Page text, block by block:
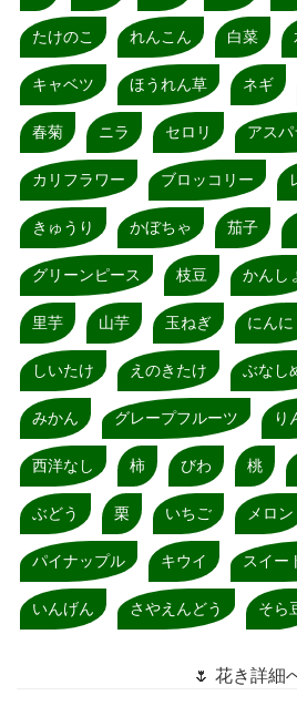
たけのこ れんこん 白菜
キャベツ ほうれん草 ネギ
春菊 ニラ セロリ アスパ
カリフラワー ブロッコリー
きゅうり かぼちゃ 茄子
グリーンピース 枝豆 かんし
里芋 山芋 玉ねぎ にんに
しいたけ えのきたけ ぶなし
みかん グレープフルーツ り
西洋なし 柿 びわ 桃
ぶどう 栗 いちご メロン
パイナップル キウイ スイー
いんげん さやえんどう そら
🌷 花き詳細